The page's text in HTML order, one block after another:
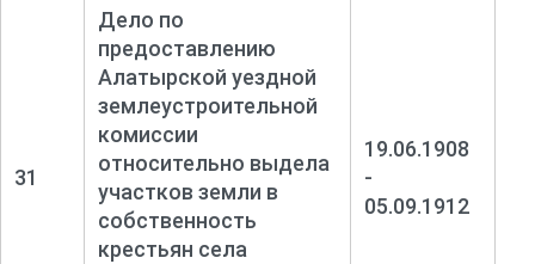
31
Дело по
предоставлению
Алатырской уездной
землеустроительной
комиссии
относительно выдела
участков земли в
собственность
крестьян села
19.06.1908
-
05.09.1912